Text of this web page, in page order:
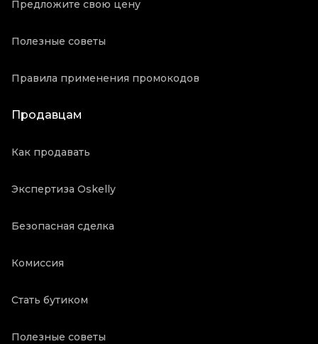
Предложите свою цену
Полезные советы
Правила применения промокодов
Продавцам
Как продавать
Экспертиза Oskelly
Безопасная сделка
Комиссия
Стать бутиком
Полезные советы